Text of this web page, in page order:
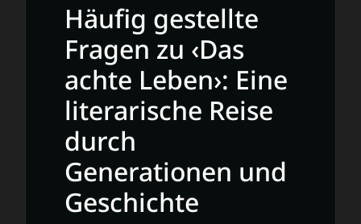
Häufig gestellte
Fragen zu ‹Das
achte Leben›: Eine
literarische Reise
durch
Generationen und
Geschichte